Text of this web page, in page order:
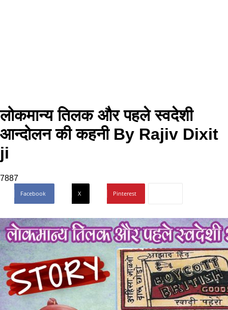
लोकमान्य तिलक और पहले स्वदेशी
आन्दोलन की कहनी By Rajiv Dixit
ji
7887
Facebook X Pinterest